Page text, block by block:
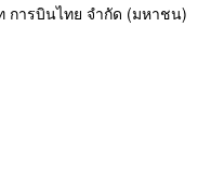
การบินไทย จำกัด (มหาชน)